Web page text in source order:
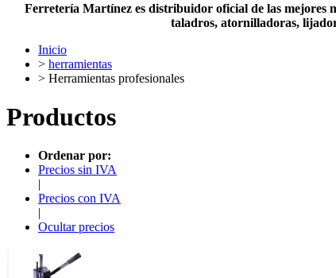
Ferretería Martínez es distribuidor oficial de las mejores
taladros, atornilladoras,
Inicio
> herramientas
> Herramientas profesionales
Productos
Ordenar por:
Precios sin IVA
Precios con IVA
Ocultar precios